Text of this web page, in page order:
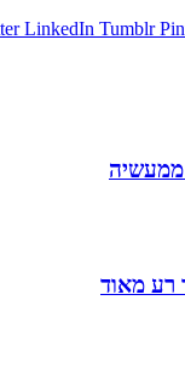
LinkedIn Tumblr
ממעשיה